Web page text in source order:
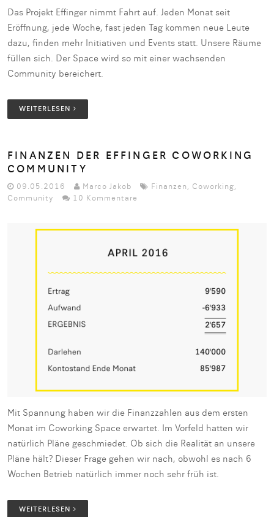
Das Projekt Effinger nimmt Fahrt auf. Jeden Monat seit
Eröffnung, jede Woche, fast jeden Tag kommen neue Leute
dazu, finden mehr Initiativen und Events statt. Unsere Räume
füllen sich. Der Space wird so mit einer wachsenden
Community bereichert.
WEITERLESEN
FINANZEN DER EFFINGER COWORKING
COMMUNITY
09.05.2016 Marco Jakob Finanzen , Coworking,
Community
10 Kommentare
Mit Spannung haben wir die Finanzzahlen aus dem ersten
Monat im Coworking Space erwartet. Im Vorfeld hatten wir
natürlich Pläne geschmiedet. Ob sich die Realität an unsere
Pläne hält? Dieser Frage gehen wir nach, obwohl es nach 6
Wochen Betrieb natürlich immer noch sehr früh ist.
WEITERLESEN